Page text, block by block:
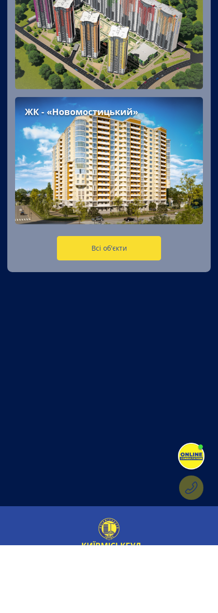
ЖК - «Новомостицький»
Всі об'єкти
КИЇВМІСЬКБУД